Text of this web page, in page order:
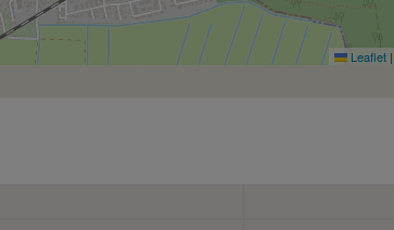
Leaflet |